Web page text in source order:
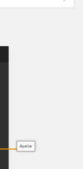
Ayarlar